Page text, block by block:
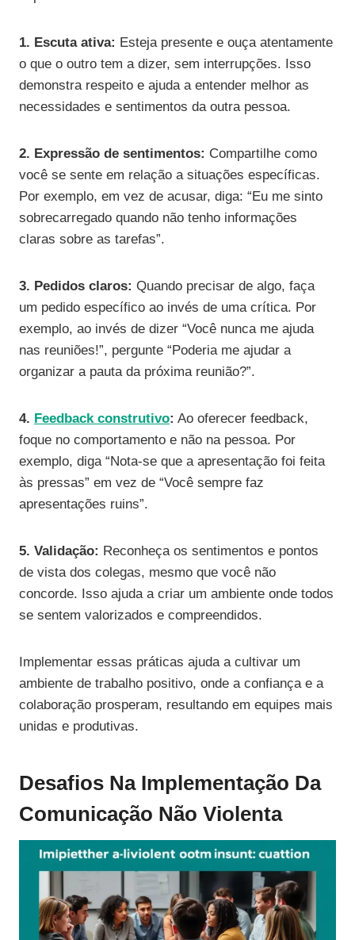
1. Escuta ativa: Esteja presente e ouça atentamente
o que o outro tem a dizer, sem interrupções. Isso
demonstra respeito e ajuda a entender melhor as
necessidades e sentimentos da outra pessoa.
2. Expressão de sentimentos: Compartilhe como
você se sente em relação a situações específicas.
Por exemplo, em vez de acusar, diga: “Eu me sinto
sobrecarregado quando não tenho informações
claras sobre as tarefas”.
3. Pedidos claros: Quando precisar de algo, faça
um pedido específico ao invés de uma crítica. Por
exemplo, ao invés de dizer “Você nunca me ajuda
nas reuniões!”, pergunte “Poderia me ajudar a
organizar a pauta da próxima reunião?”.
4. Feedback construtivo: Ao oferecer feedback,
foque no comportamento e não na pessoa. Por
exemplo, diga “Nota-se que a apresentação foi feita
às pressas” em vez de “Você sempre faz
apresentações ruins”.
5. Validação: Reconheça os sentimentos e pontos
de vista dos colegas, mesmo que você não
concorde. Isso ajuda a criar um ambiente onde todos
se sentem valorizados e compreendidos.
Implementar essas práticas ajuda a cultivar um
ambiente de trabalho positivo, onde a confiança e a
colaboração prosperam, resultando em equipes mais
unidas e produtivas.
Desafios Na Implementação Da
Comunicação Não Violenta